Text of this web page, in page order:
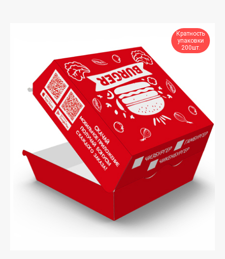
Кратность
упаковки
200шт.